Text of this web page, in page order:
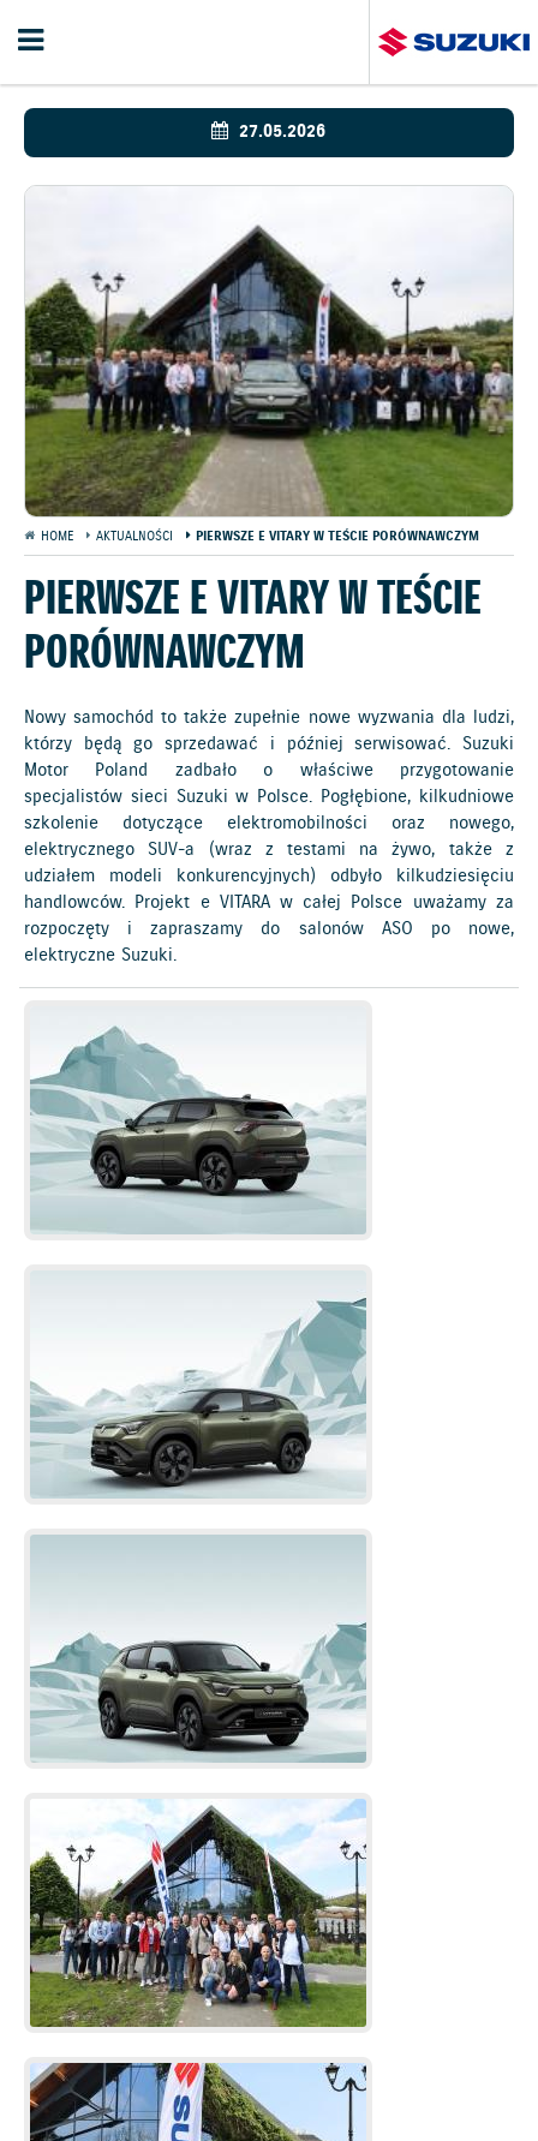
27.05.2026
HOME AKTUALNOŚCI PIERWSZE E VITARY W TEŚCIE PORÓWNAWCZYM
PIERWSZE E VITARY W TEŚCIE
PORÓWNAWCZYM
Nowy samochód to także zupełnie nowe wyzwania dla ludzi,
którzy będą go sprzedawać i później serwisować. Suzuki
Motor Poland zadbało o właściwe przygotowanie
specjalistów sieci Suzuki w Polsce. Pogłębione, kilkudniowe
szkolenie dotyczące elektromobilności oraz nowego,
elektrycznego SUV-a (wraz z testami na żywo, także z
udziałem modeli konkurencyjnych) odbyło kilkudziesięciu
handlowców. Projekt e VITARA w całej Polsce uważamy za
rozpoczęty i zapraszamy do salonów ASO po nowe,
elektryczne Suzuki.